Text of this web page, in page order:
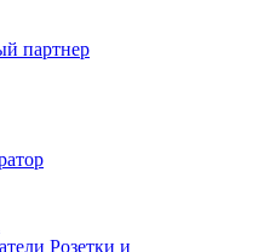
партнер
Розетки и